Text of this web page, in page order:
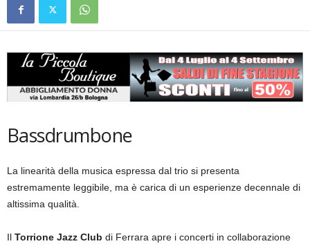
Bassdrumbone
La linearità della musica espressa dal trio si presenta
estremamente leggibile, ma è carica di un esperienze decennale di
altissima qualità.
Il Torrione Jazz Club di Ferrara apre i concerti in collaborazione